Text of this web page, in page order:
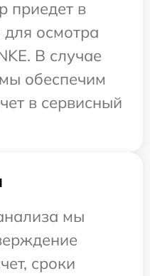
приедет в
осмотра
В случае
обеспечим
в сервисный
мы
сроки